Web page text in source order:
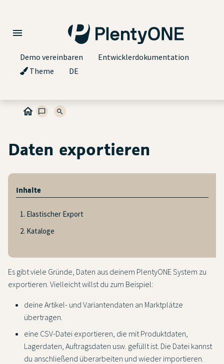
Demo vereinbaren
Entwicklerdokumentation
Theme
DE
Daten exportieren
Inhalte
1. Elastischer Export
2. Kataloge
Es gibt viele Gründe, Daten aus deinem PlentyONE System zu
exportieren. Vielleicht willst du zum Beispiel:
deine Artikel- und Variantendaten an Marktplätze
übertragen.
eine CSV-Datei exportieren, die mit Produktdaten,
Lagerdaten, Auftragsdaten usw. gefüllt ist. Die Datei kannst
du anschließend überarbeiten und wieder importieren.